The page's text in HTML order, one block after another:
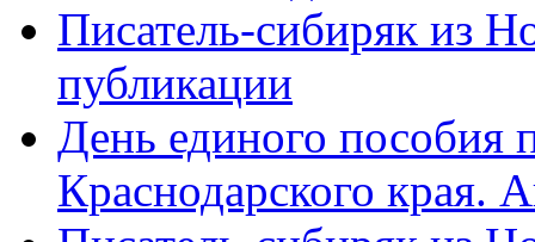
Писатель-сибиряк из
публикации
День единого пособия
Краснодарского края.